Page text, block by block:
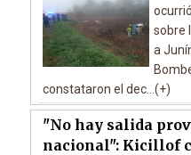
sobre
a
constataron el dec...(+)
"No hay salida
nacional": Kicillof